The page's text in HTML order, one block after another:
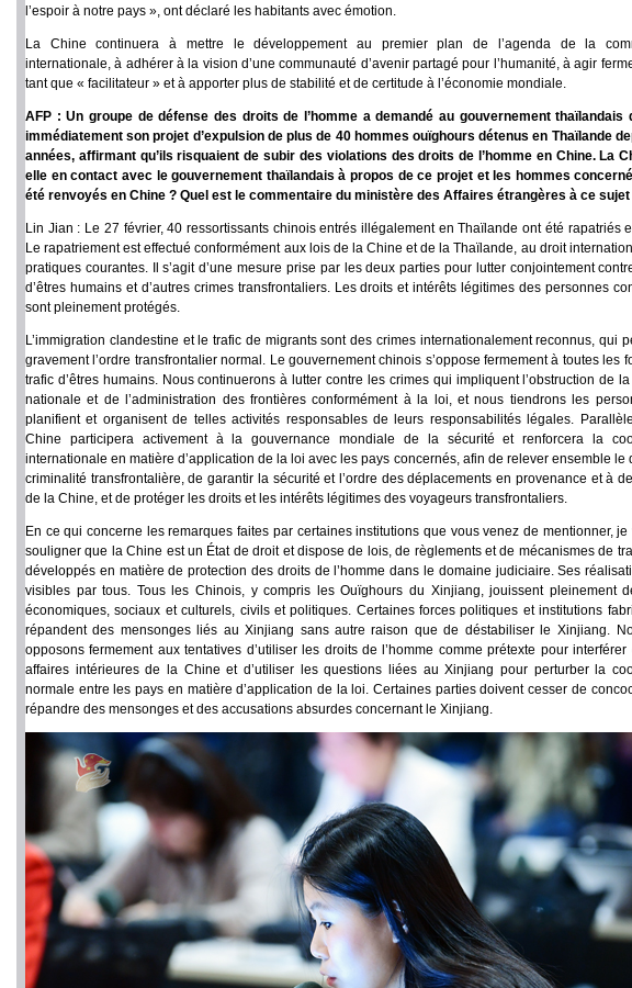
l’espoir à notre pays », ont déclaré les habitants avec émotion.
La Chine continuera à mettre le développement au premier plan de l’agenda de la
internationale, à adhérer à la vision d’une communauté d’avenir partagé pour l’humanité, à agir
tant que « facilitateur » et à apporter plus de stabilité et de certitude à l’économie mondiale.
AFP : Un groupe de défense des droits de l’homme a demandé au gouvernement thaïlandais
immédiatement son projet d’expulsion de plus de 40 hommes ouïghours détenus en Thaïlande
années, affirmant qu’ils risquaient de subir des violations des droits de l’homme en Chine. La
elle en contact avec le gouvernement thaïlandais à propos de ce projet et les hommes
été renvoyés en Chine ? Quel est le commentaire du ministère des Affaires étrangères à ce sujet
Lin Jian : Le 27 février, 40 ressortissants chinois entrés illégalement en Thaïlande ont été rapatriés
Le rapatriement est effectué conformément aux lois de la Chine et de la Thaïlande, au droit
pratiques courantes. Il s’agit d’une mesure prise par les deux parties pour lutter conjointement
d’êtres humains et d’autres crimes transfrontaliers. Les droits et intérêts légitimes des personnes
sont pleinement protégés.
L’immigration clandestine et le trafic de migrants sont des crimes internationalement reconnus, qui
gravement l’ordre transfrontalier normal. Le gouvernement chinois s’oppose fermement à toutes les
trafic d’êtres humains. Nous continuerons à lutter contre les crimes qui impliquent l’obstruction de
nationale et de l’administration des frontières conformément à la loi, et nous tiendrons les
planifient et organisent de telles activités responsables de leurs responsabilités légales.
Chine participera activement à la gouvernance mondiale de la sécurité et renforcera la
internationale en matière d’application de la loi avec les pays concernés, afin de relever ensemble le
criminalité transfrontalière, de garantir la sécurité et l’ordre des déplacements en provenance et à
de la Chine, et de protéger les droits et les intérêts légitimes des voyageurs transfrontaliers.
En ce qui concerne les remarques faites par certaines institutions que vous venez de mentionner, je
souligner que la Chine est un État de droit et dispose de lois, de règlements et de mécanismes de
développés en matière de protection des droits de l’homme dans le domaine judiciaire. Ses
visibles par tous. Tous les Chinois, y compris les Ouïghours du Xinjiang, jouissent pleinement
économiques, sociaux et culturels, civils et politiques. Certaines forces politiques et institutions
répandent des mensonges liés au Xinjiang sans autre raison que de déstabiliser le Xinjiang.
opposons fermement aux tentatives d’utiliser les droits de l’homme comme prétexte pour
affaires intérieures de la Chine et d’utiliser les questions liées au Xinjiang pour perturber la
normale entre les pays en matière d’application de la loi. Certaines parties doivent cesser de
répandre des mensonges et des accusations absurdes concernant le Xinjiang.